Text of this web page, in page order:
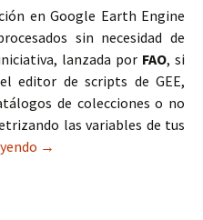
en Google Earth Engine
sin necesidad de
lanzada por FAO, si
editor de scripts de GEE,
de colecciones o no
las variables de tus
Earth Map: más de 100
→